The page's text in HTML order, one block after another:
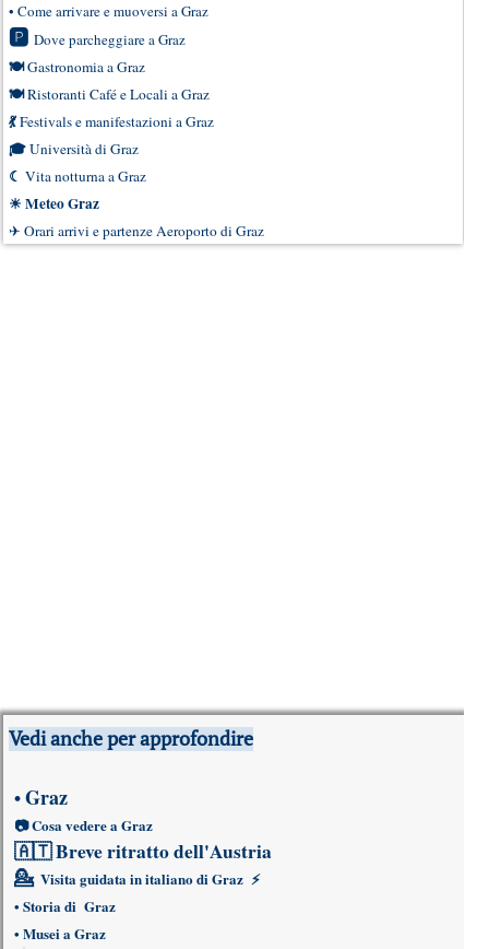
• Come arrivare e muoversi a Graz
🅿 Dove parcheggiare a Graz
🍽Gastronomia a Graz
🍽Ristoranti Café e Locali a Graz
💃Festivals e manifestazioni a Graz
🎓Università di Graz
☾ Vita notturna a Graz
☀ Meteo Graz
✈ Orari arrivi e partenze Aeroporto di Graz
Vedi anche per approfondire
•Graz
📷Cosa vedere a Graz
🇦🇹Breve ritratto dell'Austria
💁 Visita guidata in italiano di Graz ⚡
• Storia di Graz
• Musei a Graz